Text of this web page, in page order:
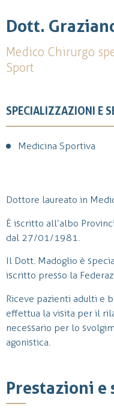
Dott.
Medico Chirurgo
Sport
SPECIALIZZAZIONI E
Medicina Sportiva
Dottore laureato in
È iscritto all’albo
dal 27/01/1981.
Il Dott. Madoglio è
iscritto presso la
Riceve pazienti adulti e
effettua la visita per il
necessario per lo
agonistica.
Prestazioni e